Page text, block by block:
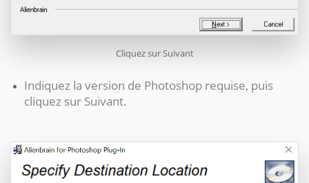
Cliquez sur Suivant
Indiquez la version de Photoshop requise, puis
cliquez sur Suivant.